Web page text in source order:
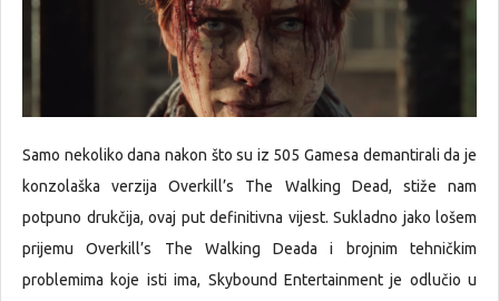
Samo nekoliko dana nakon što su iz 505 Gamesa demantirali da je
konzolaška verzija Overkill’s The Walking Dead, stiže nam
potpuno drukčija, ovaj put definitivna vijest. Sukladno jako lošem
prijemu Overkill’s The Walking Deada i brojnim tehničkim
problemima koje isti ima, Skybound Entertainment je odlučio u